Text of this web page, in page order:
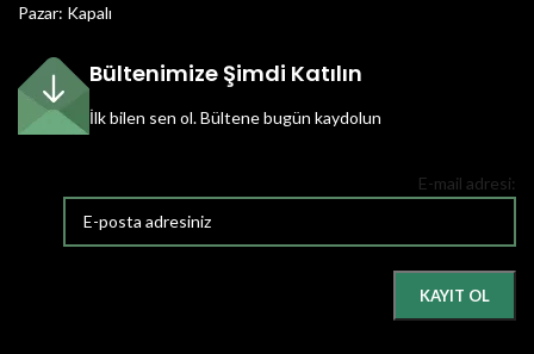
Pazar: Kapalı
Bültenimize Şimdi Katılın
İlk bilen sen ol.Bültene bugün kaydolun
E-mail adresi: